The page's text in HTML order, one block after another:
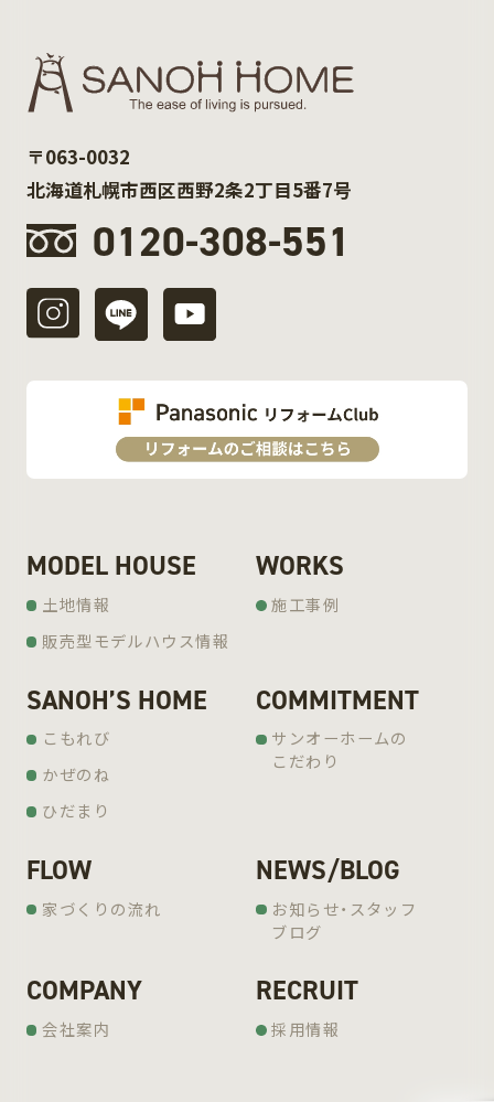
〒063-0032
北海道札幌市西区西野2条2丁目5番7号
0120-308-551
MODEL HOUSE
土地情報
販売型モデルハウス情報
WORKS
施工事例
SANOH’S HOME
こもれび
かぜのね
ひだまり
COMMITMENT
サンオーホームの
こだわり
FLOW
家づくりの流れ
NEWS/BLOG
お知らせ・スタッフ
ブログ
COMPANY
会社案内
RECRUIT
採用情報